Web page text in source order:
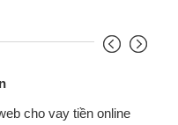
cho vay tiền online